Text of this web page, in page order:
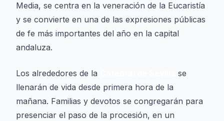
Media, se centra en la veneración de la Eucaristía
y se convierte en una de las expresiones públicas
de fe más importantes del año en la capital
andaluza.
Los alrededores de la
se
llenarán de vida desde primera hora de la
mañana. Familias y devotos se congregarán para
presenciar el paso de la procesión, en un